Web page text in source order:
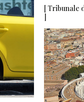
[ Tribunale
]